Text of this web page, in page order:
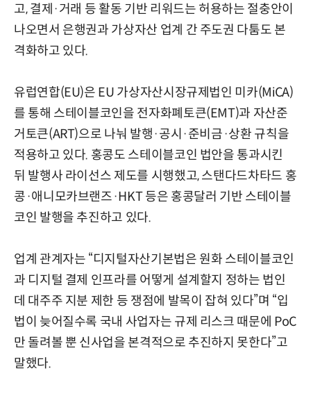
고, 결제·거래 등 활동 기반 리워드는 허용하는 절충안이
나오면서 은행권과 가상자산 업계 간 주도권 다툼도 본
격화하고 있다.
유럽연합(EU)은 EU 가상자산시장규제법인 미카(MiCA)
를 통해 스테이블코인을 전자화폐토큰(EMT)과 자산준
거토큰(ART)으로 나눠 발행·공시·준비금·상환 규칙을
적용하고 있다. 홍콩도 스테이블코인 법안을 통과시킨
뒤 발행사 라이선스 제도를 시행했고, 스탠다드차타드 홍
콩·애니모카브랜즈·HKT 등은 홍콩달러 기반 스테이블
코인 발행을 추진하고 있다.
업계 관계자는 “디지털자산기본법은 원화 스테이블코인
과 디지털 결제 인프라를 어떻게 설계할지 정하는 법인
데 대주주 지분 제한 등 쟁점에 발목이 잡혀 있다”며 “입
법이 늦어질수록 국내 사업자는 규제 리스크 때문에 PoC
만 돌려볼 뿐 신사업을 본격적으로 추진하지 못한다”고
말했다.